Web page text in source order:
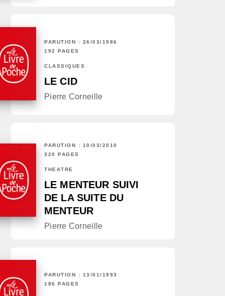
PARUTION : 26/03/1986
192 PAGES
CLASSIQUES
LE CID
Pierre Corneille
PARUTION : 10/03/2010
320 PAGES
THÉÂTRE
LE MENTEUR SUIVI
DE LA SUITE DU
MENTEUR
Pierre Corneille
PARUTION : 13/01/1993
186 PAGES